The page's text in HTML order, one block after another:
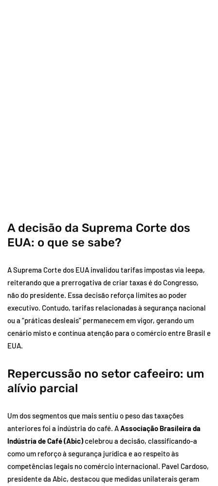
A decisão da Suprema Corte dos
EUA: o que se sabe?
A Suprema Corte dos EUA invalidou tarifas impostas via Ieepa,
reiterando que a prerrogativa de criar taxas é do Congresso,
não do presidente. Essa decisão reforça limites ao poder
executivo. Contudo, tarifas relacionadas à segurança nacional
ou a “práticas desleais” permanecem em vigor, gerando um
cenário misto e contínua atenção para o comércio entre Brasil e
EUA.
Repercussão no setor cafeeiro: um
alívio parcial
Um dos segmentos que mais sentiu o peso das taxações
anteriores foi a indústria do café. AAssociação Brasileira da
Indústria de Café (Abic)celebrou a decisão, classificando-a
como um reforço à segurança jurídica e ao respeito às
competências legais no comércio internacional. Pavel Cardoso,
presidente da Abic, destacou que medidas unilaterais geram